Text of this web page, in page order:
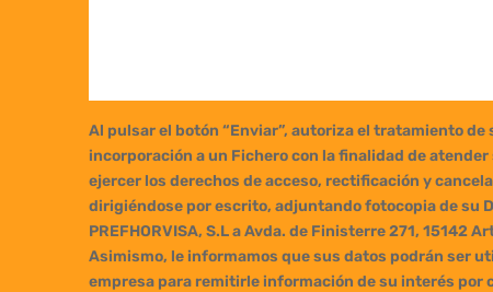
Al pulsar el botón “Enviar”, autoriza el tratamiento de
incorporación a un Fichero con la finalidad de
ejercer los derechos de acceso, rectificación y
dirigiéndose por escrito, adjuntando fotocopia de su
PREFHORVISA, S.L a Avda. de Finisterre 271, 15142
Asimismo, le informamos que sus datos podrán ser
empresa para remitirle información de su interés por